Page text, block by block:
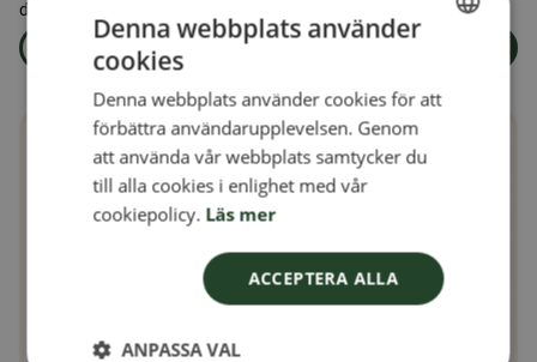
dig som ställer höga krav på råvarornas kvalitet och ursprung.
Läs mer
om produkten Ekologiskt strösocker 25 kg
FINNISH
DANISH
Denna webbplats använder
cookies
Denna webbplats använder cookies för att
förbättra användarupplevelsen. Genom
att använda vår webbplats samtycker du
till alla cookies i enlighet med vår
cookiepolicy. Läs mer
ACCEPTERA ALLA
ANPASSA VAL